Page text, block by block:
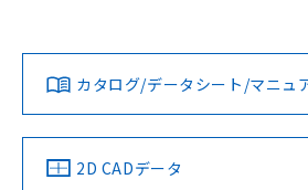
対応済み
中国 RoHS 注意事項・凡例
LR型式承認
（イギリス
船舶規格）
DNV型式承認
（ノルウェー
カタログ/データシート/マニュ
2D CADデータ
用者の範囲」に記載さ
指します。
ものではありません。
また、RoHS指令のフタル
物質の対応では、対応完了ま
荷製品に未対応品が混在する